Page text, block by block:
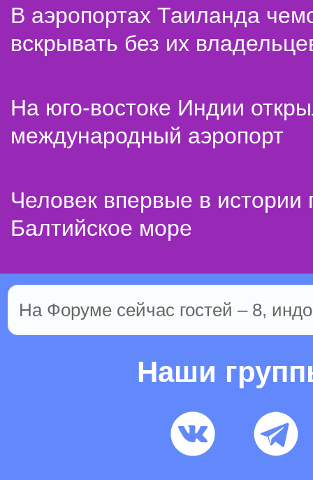
В аэропортах Таиланда
вскрывать без их
На юго-востоке Индии
международный аэропорт
Человек впервые в истории
Балтийское море
На Форуме сейчас гостей – 8,
Наши